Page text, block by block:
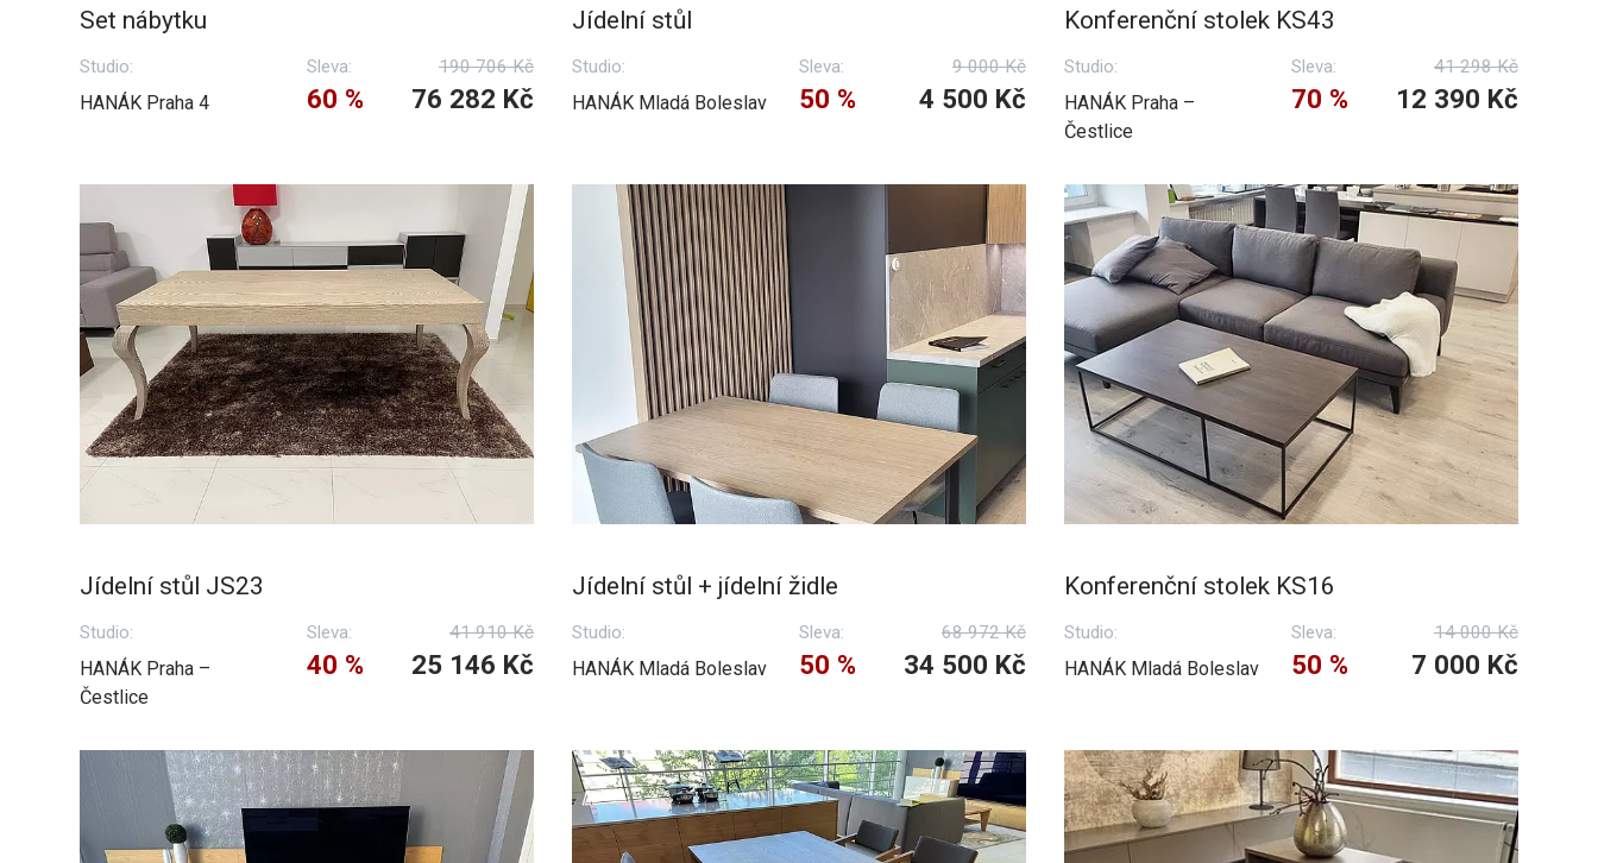
Set nábytku
Studio:
HANÁK Praha 4
Sleva:
60 %
190 706 Kč
76 282 Kč
Jídelní stůl
Studio:
HANÁK Mladá Boleslav
Sleva:
50 %
9 000 Kč
4 500 Kč
Konferenční stolek KS43
Studio:
HANÁK Praha –
Čestlice
Sleva:
70 %
41 298 Kč
12 390 Kč
Jídelní stůl JS23
Studio:
HANÁK Praha –
Čestlice
Sleva:
40 %
41 910 Kč
25 146 Kč
Jídelní stůl + jídelní židle
Studio:
HANÁK Mladá Boleslav
Sleva:
50 %
68 972 Kč
34 500 Kč
Konferenční stolek KS16
Studio:
HANÁK Mladá Boleslav
Sleva:
50 %
14 000 Kč
7 000 Kč